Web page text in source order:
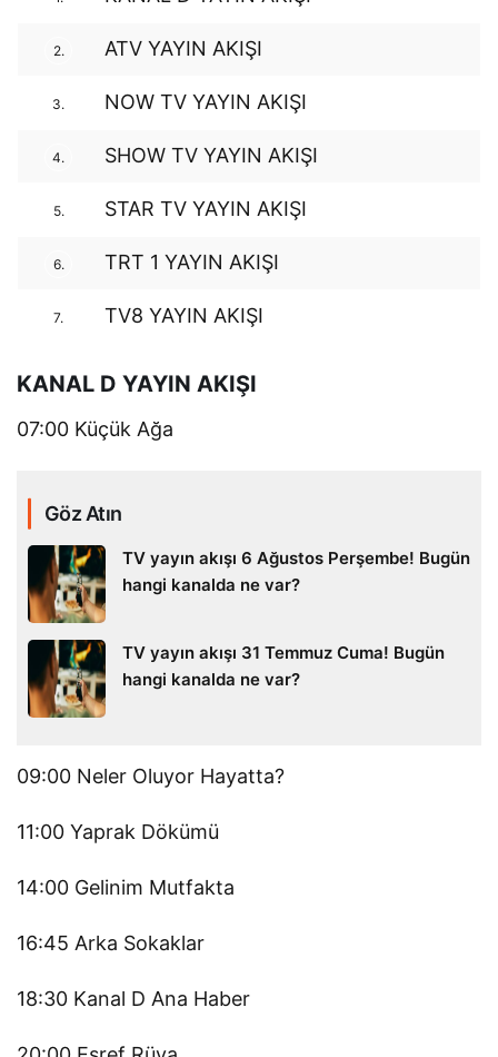
2. ATV YAYIN AKIŞI
3. NOW TV YAYIN AKIŞI
4. SHOW TV YAYIN AKIŞI
5. STAR TV YAYIN AKIŞI
6. TRT 1 YAYIN AKIŞI
7. TV8 YAYIN AKIŞI
KANAL D YAYIN AKIŞI
07:00 Küçük Ağa
Göz Atın
TV yayın akışı 6 Ağustos Perşembe! Bugün
hangi kanalda ne var?
TV yayın akışı 31 Temmuz Cuma! Bugün
hangi kanalda ne var?
09:00 Neler Oluyor Hayatta?
11:00 Yaprak Dökümü
14:00 Gelinim Mutfakta
16:45 Arka Sokaklar
18:30 Kanal D Ana Haber